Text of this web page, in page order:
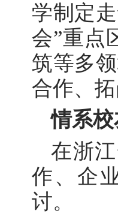
学制定
会”重点
筑等多
合作、
情系
在浙
作、企
讨。